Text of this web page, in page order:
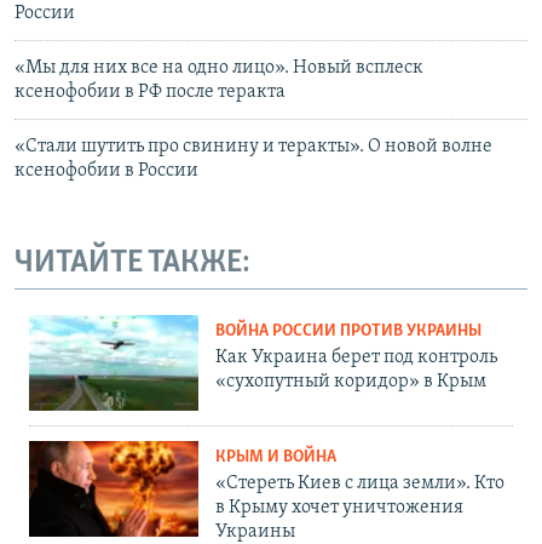
России
«Мы для них все на одно лицо». Новый всплеск
ксенофобии в РФ после теракта
«Стали шутить про свинину и теракты». О новой волне
ксенофобии в России
ЧИТАЙТЕ ТАКЖЕ:
ВОЙНА РОССИИ ПРОТИВ УКРАИНЫ
Как Украина берет под контроль
«сухопутный коридор» в Крым
КРЫМ И ВОЙНА
«Стереть Киев с лица земли». Кто
в Крыму хочет уничтожения
Украины